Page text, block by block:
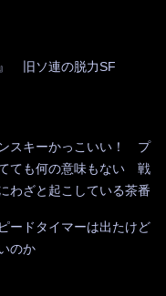
』 旧ソ連の脱力SF
スキーかっこいい！ プ
ても何の意味もない 戦
わざと起こしている茶番
ードタイマーは出たけど
のか